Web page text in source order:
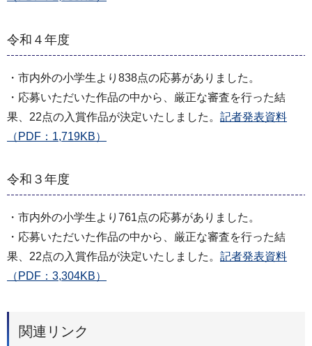
令和４年度
・市内外の小学生より838点の応募がありました。
・応募いただいた作品の中から、厳正な審査を行った結
果、22点の入賞作品が決定いたしました。 記者発表資料
（PDF：1,719KB）
令和３年度
・市内外の小学生より761点の応募がありました。
・応募いただいた作品の中から、厳正な審査を行った結
果、22点の入賞作品が決定いたしました。 記者発表資料
（PDF：3,304KB）
関連リンク